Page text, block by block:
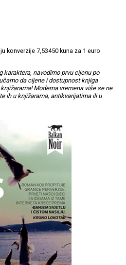
konverzije 7,53450 kuna za 1 euro
karaktera, navodimo prvu cijenu po
da cijene i dostupnost knjiga
Moderna vremena više se ne
ih u knjižarama, antikvarijatima ili u